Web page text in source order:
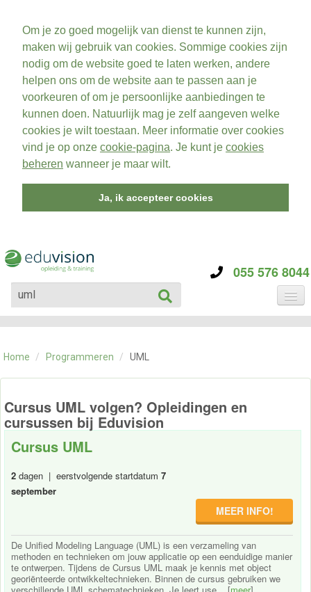
Om je zo goed mogelijk van dienst te kunnen zijn,
maken wij gebruik van cookies. Sommige cookies zijn
nodig om de website goed te laten werken, andere
helpen ons om de website aan te passen aan je
voorkeuren of om je persoonlijke aanbiedingen te
kunnen doen. Natuurlijk mag je zelf aangeven welke
cookies je wilt toestaan. Meer informatie over cookies
vind je op onze cookie-pagina. Je kunt je cookies
beheren wanneer je maar wilt.
Ja, ik accepteer cookies
055 576 8044
CATEGORIE
OVER ONS
CONTACT
Home / Programmeren / UML
Cursus UML volgen? Opleidingen en
cursussen bij Eduvision
Cursus UML
2 dagen | eerstvolgende startdatum 7
september
MEER INFO!
De Unified Modeling Language (UML) is een verzameling van
methoden en technieken om jouw applicatie op een eenduidige manier
te ontwerpen. Tijdens de Cursus UML maak je kennis met object
georiënteerde ontwikkeltechnieken. Binnen de cursus gebruiken we
verschillende UML schematechnieken. Je leert use... [meer]